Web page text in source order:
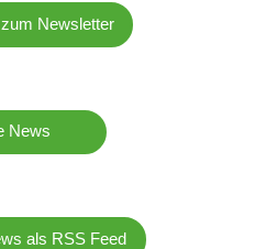
Newsletter
News
als RSS Feed